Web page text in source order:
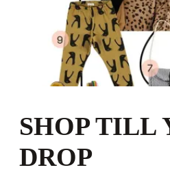
SHOP TILL
DROP